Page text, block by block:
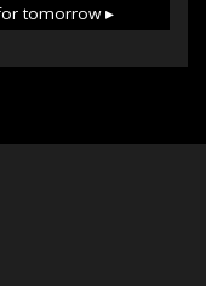
tomorrow ▸